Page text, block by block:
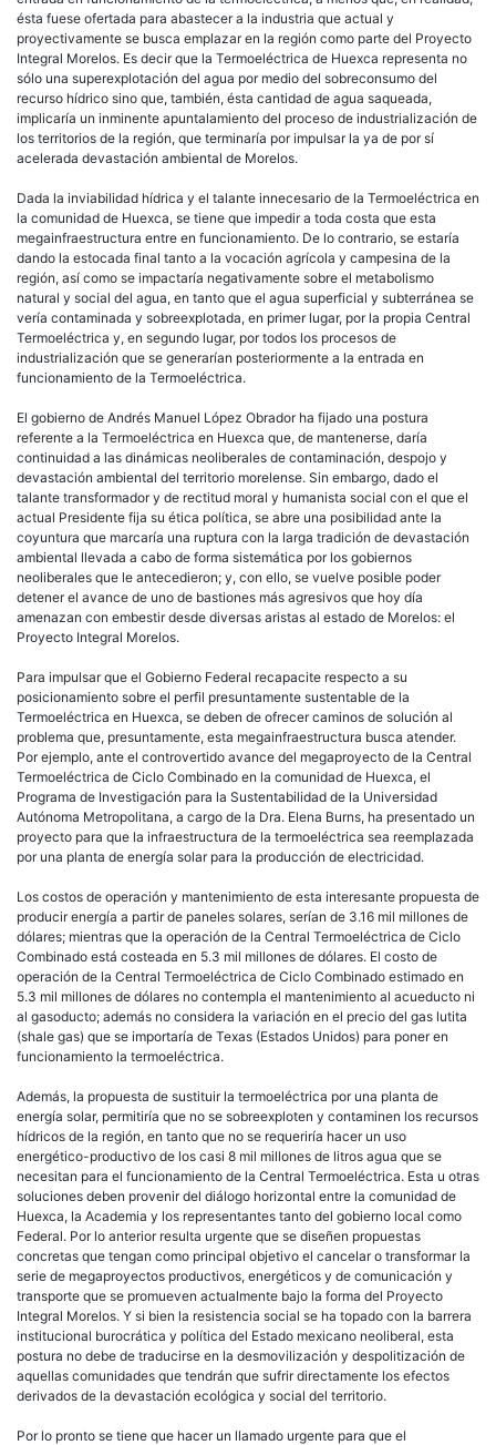
ésta fuese ofertada para abastecer a la industria que actual y
proyectivamente se busca emplazar en la región como parte del Proyecto
Integral Morelos. Es decir que la Termoeléctrica de Huexca representa no
sólo una superexplotación del agua por medio del sobreconsumo del
recurso hídrico sino que, también, ésta cantidad de agua saqueada,
implicaría un inminente apuntalamiento del proceso de industrialización de
los territorios de la región, que terminaría por impulsar la ya de por sí
acelerada devastación ambiental de Morelos.
Dada la inviabilidad hídrica y el talante innecesario de la Termoeléctrica en
la comunidad de Huexca, se tiene que impedir a toda costa que esta
megainfraestructura entre en funcionamiento. De lo contrario, se estaría
dando la estocada final tanto a la vocación agrícola y campesina de la
región, así como se impactaría negativamente sobre el metabolismo
natural y social del agua, en tanto que el agua superficial y subterránea se
vería contaminada y sobreexplotada, en primer lugar, por la propia Central
Termoeléctrica y, en segundo lugar, por todos los procesos de
industrialización que se generarían posteriormente a la entrada en
funcionamiento de la Termoeléctrica.
El gobierno de Andrés Manuel López Obrador ha fijado una postura
referente a la Termoeléctrica en Huexca que, de mantenerse, daría
continuidad a las dinámicas neoliberales de contaminación, despojo y
devastación ambiental del territorio morelense. Sin embargo, dado el
talante transformador y de rectitud moral y humanista social con el que el
actual Presidente fija su ética política, se abre una posibilidad ante la
coyuntura que marcaría una ruptura con la larga tradición de devastación
ambiental llevada a cabo de forma sistemática por los gobiernos
neoliberales que le antecedieron; y, con ello, se vuelve posible poder
detener el avance de uno de bastiones más agresivos que hoy día
amenazan con embestir desde diversas aristas al estado de Morelos: el
Proyecto Integral Morelos.
Para impulsar que el Gobierno Federal recapacite respecto a su
posicionamiento sobre el perfil presuntamente sustentable de la
Termoeléctrica en Huexca, se deben de ofrecer caminos de solución al
problema que, presuntamente, esta megainfraestructura busca atender.
Por ejemplo, ante el controvertido avance del megaproyecto de la Central
Termoeléctrica de Ciclo Combinado en la comunidad de Huexca, el
Programa de Investigación para la Sustentabilidad de la Universidad
Autónoma Metropolitana, a cargo de la Dra. Elena Burns, ha presentado un
proyecto para que la infraestructura de la termoeléctrica sea reemplazada
por una planta de energía solar para la producción de electricidad.
Los costos de operación y mantenimiento de esta interesante propuesta de
producir energía a partir de paneles solares, serían de 3.16 mil millones de
dólares; mientras que la operación de la Central Termoeléctrica de Ciclo
Combinado está costeada en 5.3 mil millones de dólares. El costo de
operación de la Central Termoeléctrica de Ciclo Combinado estimado en
5.3 mil millones de dólares no contempla el mantenimiento al acueducto ni
al gasoducto; además no considera la variación en el precio del gas lutita
(shale gas) que se importaría de Texas (Estados Unidos) para poner en
funcionamiento la termoeléctrica.
Además, la propuesta de sustituir la termoeléctrica por una planta de
energía solar, permitiría que no se sobreexploten y contaminen los recursos
hídricos de la región, en tanto que no se requeriría hacer un uso
energético-productivo de los casi 8 mil millones de litros agua que se
necesitan para el funcionamiento de la Central Termoeléctrica. Esta u otras
soluciones deben provenir del diálogo horizontal entre la comunidad de
Huexca, la Academia y los representantes tanto del gobierno local como
Federal. Por lo anterior resulta urgente que se diseñen propuestas
concretas que tengan como principal objetivo el cancelar o transformar la
serie de megaproyectos productivos, energéticos y de comunicación y
transporte que se promueven actualmente bajo la forma del Proyecto
Integral Morelos. Y si bien la resistencia social se ha topado con la barrera
institucional burocrática y política del Estado mexicano neoliberal, esta
postura no debe de traducirse en la desmovilización y despolitización de
aquellas comunidades que tendrán que sufrir directamente los efectos
derivados de la devastación ecológica y social del territorio.
Por lo pronto se tiene que hacer un llamado urgente para que el